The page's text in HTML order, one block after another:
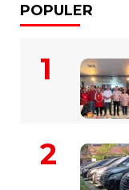
POPULER